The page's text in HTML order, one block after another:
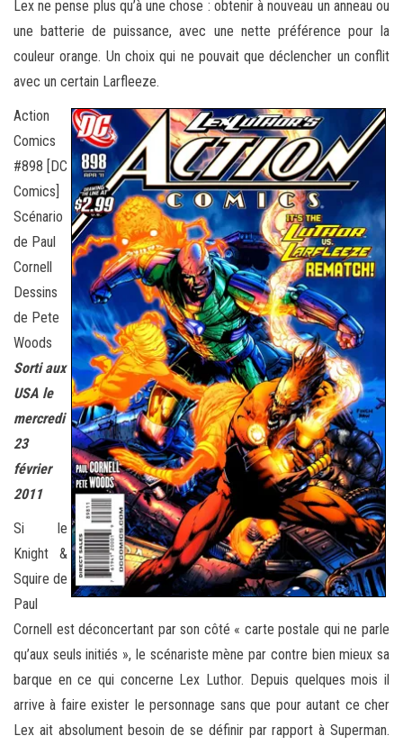
Lex ne pense plus qu’à une chose : obtenir à nouveau un anneau ou
une batterie de puissance, avec une nette préférence pour la
couleur orange. Un choix qui ne pouvait que déclencher un conflit
avec un certain Larfleeze.
Action
Comics
#898 [DC
Comics]
Scénario
de Paul
Cornell
Dessins
de Pete
Woods
Sorti aux
USA le
mercredi
23
février
2011
Si le
Knight &
Squire de
Paul
Cornell est déconcertant par son côté « carte postale qui ne parle
qu’aux seuls initiés », le scénariste mène par contre bien mieux sa
barque en ce qui concerne Lex Luthor. Depuis quelques mois il
arrive à faire exister le personnage sans que pour autant ce cher
Lex ait absolument besoin de se définir par rapport à Superman.